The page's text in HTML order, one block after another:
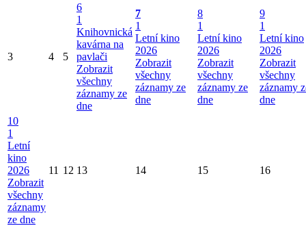
3 4 5
6
1
Knihovnická
kavárna na
pavlači
Zobrazit
všechny
záznamy ze
dne
7
1
Letní kino
2026
Zobrazit
všechny
záznamy ze
dne
8
1
Letní kino
2026
Zobrazit
všechny
záznamy ze
dne
9
1
Letní kino
2026
Zobrazit
všechny
záznamy
dne
10
1
Letní
kino
2026
Zobrazit
všechny
záznamy
ze dne
11 12 13 14 15 16